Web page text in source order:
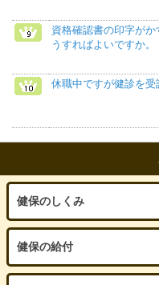
資格確認書の印字が
うすればよいですか。
休職中ですが健診を受
健保のしくみ
健保の給付